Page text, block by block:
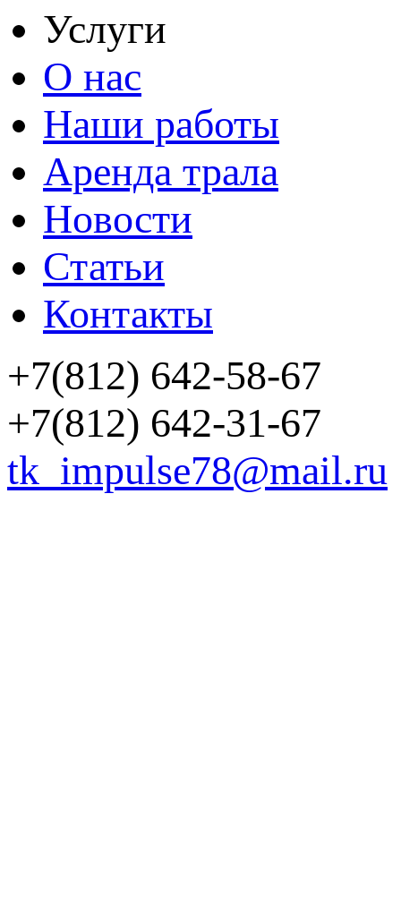
Услуги
О нас
Наши работы
Аренда трала
Новости
Статьи
Контакты
+7(812) 642-58-67
+7(812) 642-31-67
tk_impulse78@mail.ru